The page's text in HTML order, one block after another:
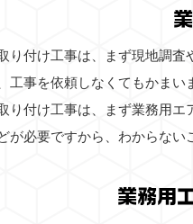
り付け工事は、まず現地調
工事を依頼しなくてもかま
り付け工事は、まず業務用
が必要ですから、わからな
業務用